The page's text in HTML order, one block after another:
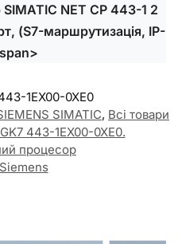
NET СP 443-1 2
(S7-маршрутизація, IP-
1EX00-0XE0
SIMATIC, Всі товари
443-1EX00-0XE0.
процесор
Siemens